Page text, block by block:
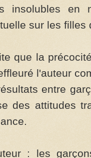
insolubles
sur les filles
que la
l'auteur
entre
des attitudes
: les